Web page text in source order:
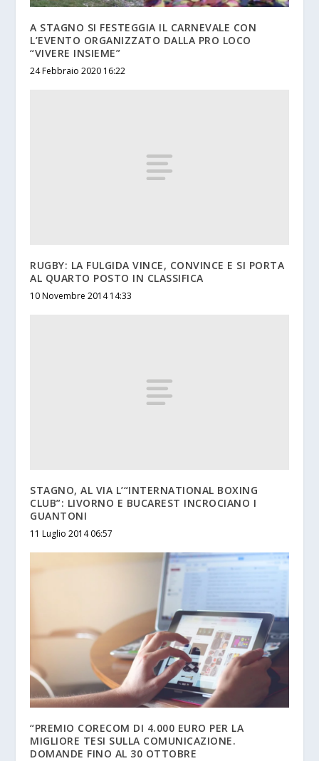
A STAGNO SI FESTEGGIA IL CARNEVALE CON
L’EVENTO ORGANIZZATO DALLA PRO LOCO
“VIVERE INSIEME”
24 Febbraio 2020 16:22
RUGBY: LA FULGIDA VINCE, CONVINCE E SI PORTA
AL QUARTO POSTO IN CLASSIFICA
10 Novembre 2014 14:33
STAGNO, AL VIA L’“INTERNATIONAL BOXING
CLUB”: LIVORNO E BUCAREST INCROCIANO I
GUANTONI
11 Luglio 2014 06:57
“PREMIO CORECOM DI 4.000 EURO PER LA
MIGLIORE TESI SULLA COMUNICAZIONE.
DOMANDE FINO AL 30 OTTOBRE